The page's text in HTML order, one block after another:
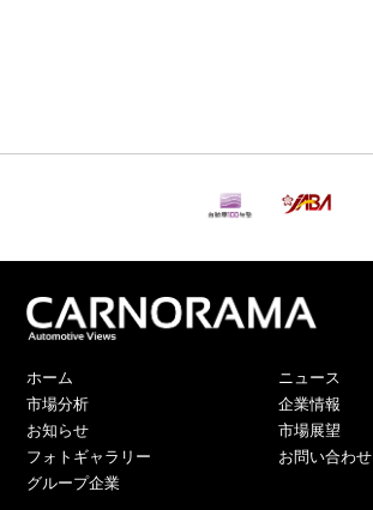
ホーム
市場分析
ニュース
企業情報
お知らせ
フォトギャラリー
市場展望
お問い合わせ
グループ企業